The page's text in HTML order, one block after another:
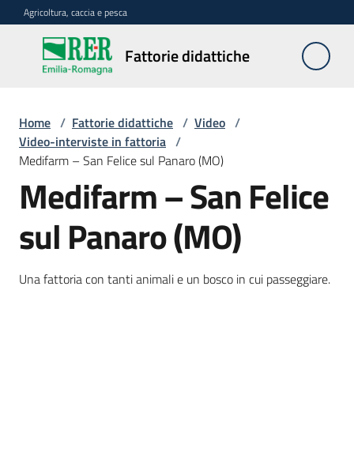
Vai al contenuto
Vai alla navigazione
Vai al footer
Agricoltura, caccia e pesca
Fattorie didattiche
Fattorie
didattiche
Trova
sulla
Requisiti
necessari
Corsi
Home / Fattorie didattiche / Video /
Video-interviste in fattoria /
Medifarm – San Felice sul Panaro (MO)
Medifarm – San Felice
sul Panaro (MO)
Una fattoria con tanti animali e un bosco in cui passeggiare.